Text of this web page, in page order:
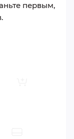
первым,